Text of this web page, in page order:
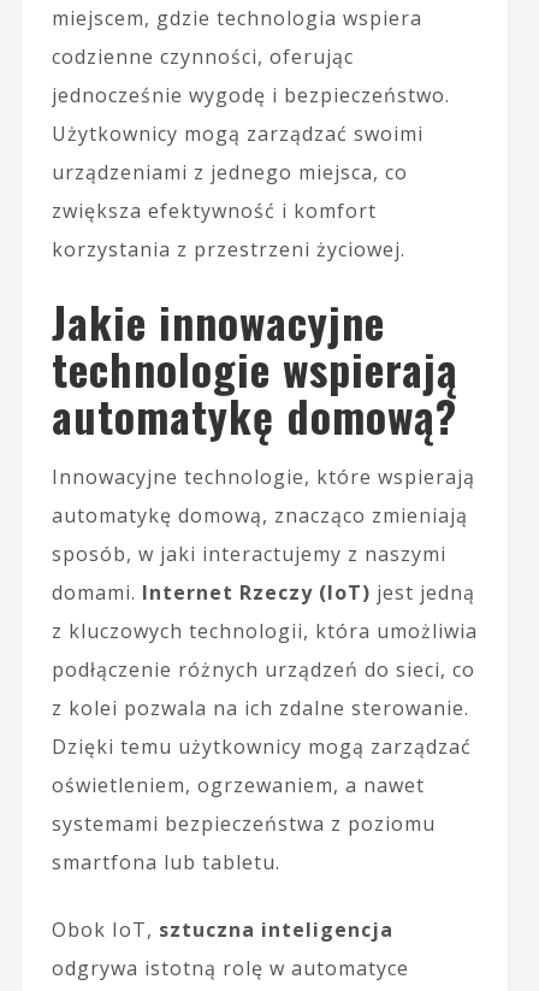
miejscem, gdzie technologia wspiera
codzienne czynności, oferując
jednocześnie wygodę i bezpieczeństwo.
Użytkownicy mogą zarządzać swoimi
urządzeniami z jednego miejsca, co
zwiększa efektywność i komfort
korzystania z przestrzeni życiowej.
Jakie innowacyjne
technologie wspierają
automatykę domową?
Innowacyjne technologie, które wspierają
automatykę domową, znacząco zmieniają
sposób, w jaki interactujemy z naszymi
domami. Internet Rzeczy (IoT) jest jedną
z kluczowych technologii, która umożliwia
podłączenie różnych urządzeń do sieci, co
z kolei pozwala na ich zdalne sterowanie.
Dzięki temu użytkownicy mogą zarządzać
oświetleniem, ogrzewaniem, a nawet
systemami bezpieczeństwa z poziomu
smartfona lub tabletu.
Obok IoT, sztuczna inteligencja
odgrywa istotną rolę w automatyce